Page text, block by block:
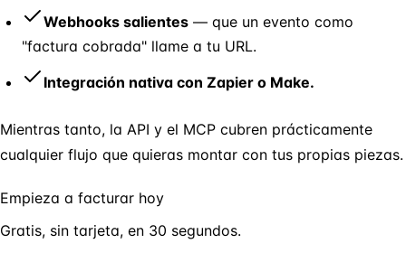
Webhooks salientes — que un evento como
"factura cobrada" llame a tu URL.
Integración nativa con Zapier o Make.
Mientras tanto, la API y el MCP cubren prácticamente
cualquier flujo que quieras montar con tus propias piezas.
Empieza a facturar hoy
Gratis, sin tarjeta, en 30 segundos.